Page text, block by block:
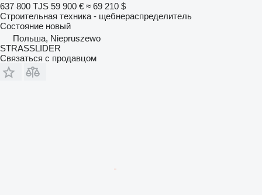
637 800 TJS 59 900 € ≈ 69 210 $
Строительная техника - щебнераспределитель
Состояние новый
Польша, Niepruszewo
STRASSLIDER
Связаться с продавцом